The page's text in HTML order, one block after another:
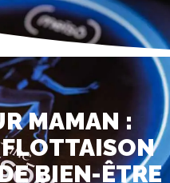
MAMAN :
BIEN-ÊTRE